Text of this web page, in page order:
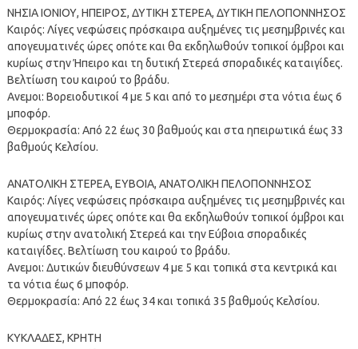
ΝΗΣΙΑ ΙΟΝΙΟΥ, ΗΠΕΙΡΟΣ, ΔΥΤΙΚΗ ΣΤΕΡΕΑ, ΔΥΤΙΚΗ ΠΕΛΟΠΟΝΝΗΣΟΣ
Καιρός: Λίγες νεφώσεις πρόσκαιρα αυξημένες τις μεσημβρινές και
απογευματινές ώρες οπότε και θα εκδηλωθούν τοπικοί όμβροι και
κυρίως στην Ήπειρο και τη δυτική Στερεά σποραδικές καταιγίδες.
Βελτίωση του καιρού το βράδυ.
Ανεμοι: Βορειοδυτικοί 4 με 5 και από το μεσημέρι στα νότια έως 6
μποφόρ.
Θερμοκρασία: Από 22 έως 30 βαθμούς και στα ηπειρωτικά έως 33
βαθμούς Κελσίου.
ΑΝΑΤΟΛΙΚΗ ΣΤΕΡΕΑ, ΕΥΒΟΙΑ, ΑΝΑΤΟΛΙΚΗ ΠΕΛΟΠΟΝΝΗΣΟΣ
Καιρός: Λίγες νεφώσεις πρόσκαιρα αυξημένες τις μεσημβρινές και
απογευματινές ώρες οπότε και θα εκδηλωθούν τοπικοί όμβροι και
κυρίως στην ανατολική Στερεά και την Εύβοια σποραδικές
καταιγίδες. Βελτίωση του καιρού το βράδυ.
Ανεμοι: Δυτικών διευθύνσεων 4 με 5 και τοπικά στα κεντρικά και
τα νότια έως 6 μποφόρ.
Θερμοκρασία: Από 22 έως 34 και τοπικά 35 βαθμούς Κελσίου.
ΚΥΚΛΑΔΕΣ, ΚΡΗΤΗ